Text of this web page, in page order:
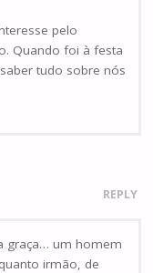
pelo
Quando foi à festa
tudo sobre nós
REPLY
graça… um homem
irmão, de